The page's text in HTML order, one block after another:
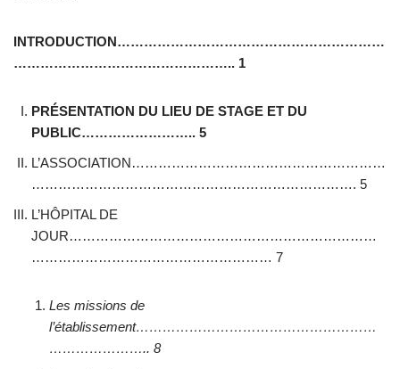
INTRODUCTION……………………………………………………
………………………………………….. 1
PRÉSENTATION DU LIEU DE STAGE ET DU
PUBLIC…………………….. 5
L’ASSOCIATION…………………………………………………
………………………………………………………………. 5
L’HÔPITAL DE
JOUR……………………………………………………………
……………………………………………… 7
Les missions de
l’établissement………………………………………………
………………….. 8